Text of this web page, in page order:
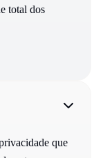
total dos
que